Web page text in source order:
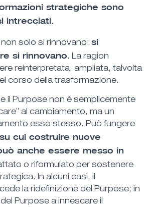
strategiche sono
intrecciati.
solo si rinnovano: si
si rinnovano. La ragion
reinterpretata, ampliata, talvolta
corso della trasformazione.
il Purpose non è semplicemente
al cambiamento, ma un
esso stesso. Può fungere
cui costruire nuove
anche essere messo in
o riformulato per sostenere
In alcuni casi, il
la ridefinizione del Purpose; in
Purpose a innescare il